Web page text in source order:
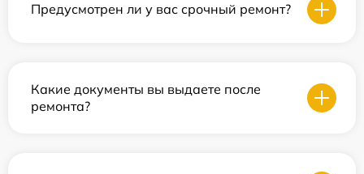
Предусмотрен ли у вас срочный ремонт?
Какие документы вы выдаете после
ремонта?